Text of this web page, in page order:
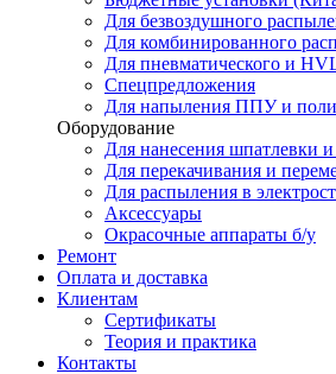
Для безвоздушного
Для комбинированного
Для пневматического и
Спецпредложения
Для напыления ППУ и
Оборудование
Для нанесения шпатлевки
Для перекачивания и
Для распыления в
Аксессуары
Окрасочные аппараты б/у
Ремонт
Оплата и доставка
Клиентам
Сертификаты
Теория и практика
Контакты